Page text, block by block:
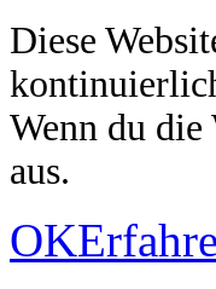
Diese
Wenn du
aus.
OK